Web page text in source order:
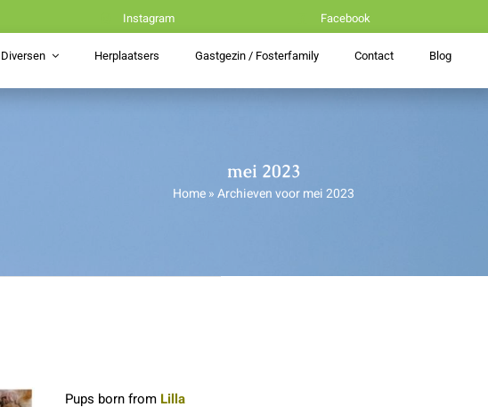
Instagram Facebook
Diversen Herplaatsers Gastgezin / Fosterfamily Contact Blog
mei 2023
Home»Archieven voor mei 2023
Pups born fromLilla